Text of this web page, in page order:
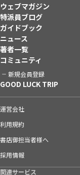
ウェブマガジン
特派員ブログ
ガイドブック
ニュース
著者一覧
コミュニティ
新規会員登録
GOOD LUCK TRIP
運営会社
利用規約
書店御担当者様へ
採用情報
関連サービス